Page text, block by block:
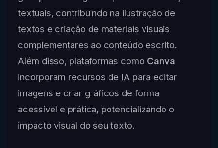
textuais, contribuindo na ilustração de
textos e criação de materiais visuais
complementares ao conteúdo escrito.
Além disso, plataformas como Canva
incorporam recursos de IA para editar
imagens e criar gráficos de forma
acessível e prática, potencializando o
impacto visual do seu texto.